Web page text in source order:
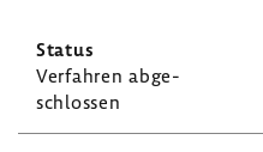
Verfahren abge­
schlossen